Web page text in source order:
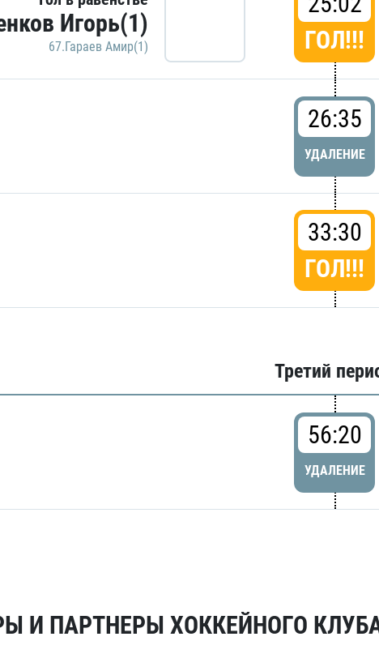
Игорь(1)
67.Гараев Амир(1)
ГОЛ!!!
26:35
УДАЛЕНИЕ
33:30
ГОЛ!!!
Третий
56:20
УДАЛЕНИЕ
И ПАРТНЕРЫ ХОККЕЙНОГО КЛУБА